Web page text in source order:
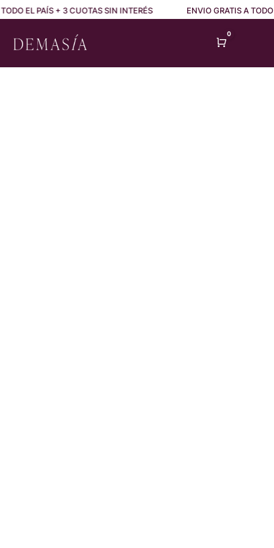
EL PAÍS + 3 CUOTAS SIN INTERÉS ENVIO GRATIS A
0